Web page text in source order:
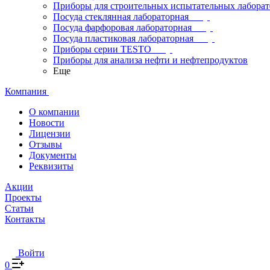
Приборы для строительных испытательных
Посуда стеклянная лабораторная
Посуда фарфоровая лабораторная
Посуда пластиковая лабораторная
Приборы серии TESTO
Приборы для анализа нефти и нефтепродуктов
Еще
Компания
О компании
Новости
Лицензии
Отзывы
Документы
Реквизиты
Акции
Проекты
Статьи
Контакты
Войти
0